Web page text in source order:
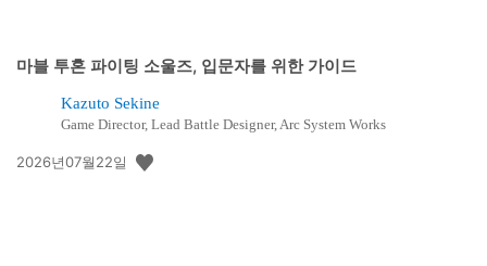
마블 투혼 파이팅 소울즈, 입문자를 위한 가이드
Kazuto Sekine
Game Director, Lead Battle Designer, Arc System Works
공
2026년07월22일